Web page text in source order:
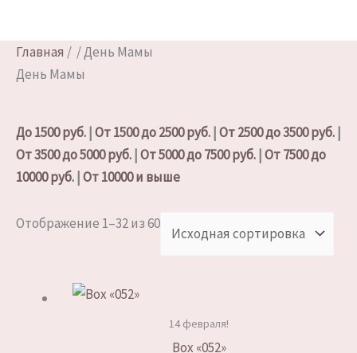
Главная / / День Мамы
День Мамы
До 1500 руб. |От 1500 до 2500 руб. |От 2500 до 3500 руб. |
От 3500 до 5000 руб. |От 5000 до 7500 руб. |От 7500 до
10000 руб. |От 10000 и выше
Отображение 1–32 из 60
14 февраля!
Box «052»